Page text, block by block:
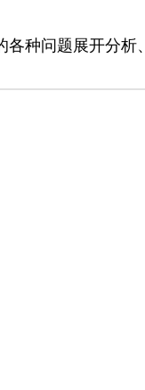
种问题展开分析、